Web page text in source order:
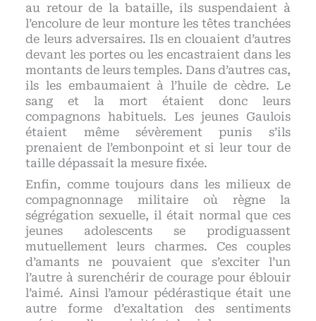
au retour de la bataille, ils suspendaient à
l’encolure de leur monture les têtes tranchées
de leurs adversaires. Ils en clouaient d’autres
devant les portes ou les encastraient dans les
montants de leurs temples. Dans d’autres cas,
ils les embaumaient à l’huile de cèdre. Le
sang et la mort étaient donc leurs
compagnons habituels. Les jeunes Gaulois
étaient même sévèrement punis s’ils
prenaient de l’embonpoint et si leur tour de
taille dépassait la mesure fixée.
Enfin, comme toujours dans les milieux de
compagnonnage militaire où règne la
ségrégation sexuelle, il était normal que ces
jeunes adolescents se prodiguassent
mutuellement leurs charmes. Ces couples
d’amants ne pouvaient que s’exciter l’un
l’autre à surenchérir de courage pour éblouir
l’aimé. Ainsi l’amour pédérastique était une
autre forme d’exaltation des sentiments